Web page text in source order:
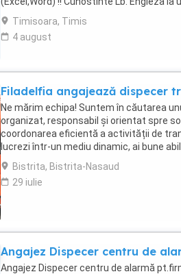
Responsabilități: Planificarea ...
Timisoara, Timis
4 august
Filadelfia angajează dispecer
Ne mărim echipa! Suntem în căutarea
organizat, responsabil și orientat spre
coordonarea eficientă a activității de
lucrezi într-un mediu dinamic, ai bune
dorești să faci parte dintr-o ...
Bistrita, Bistrita-Nasaud
29 iulie
Angajez Dispecer centru de
Angajez Dispecer centru de alarmă